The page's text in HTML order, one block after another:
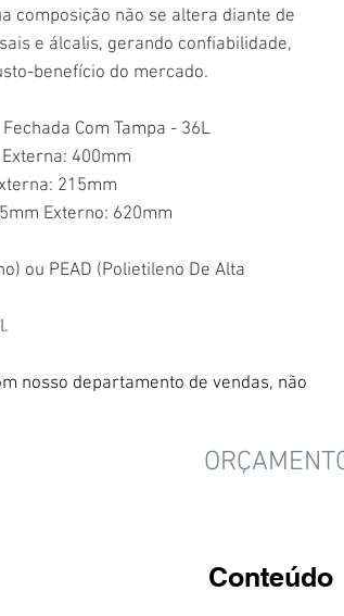
composição não se altera diante de
e álcalis, gerando confiabilidade,
benefício do mercado.
Com Tampa - 36L
400mm
215mm
Externo: 620mm
ou PEAD (Polietileno De Alta
nosso departamento de vendas, não
Conteúdo